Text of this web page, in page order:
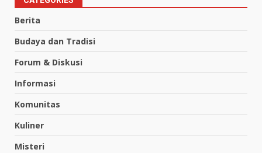
Berita
Budaya dan Tradisi
Forum & Diskusi
Informasi
Komunitas
Kuliner
Misteri